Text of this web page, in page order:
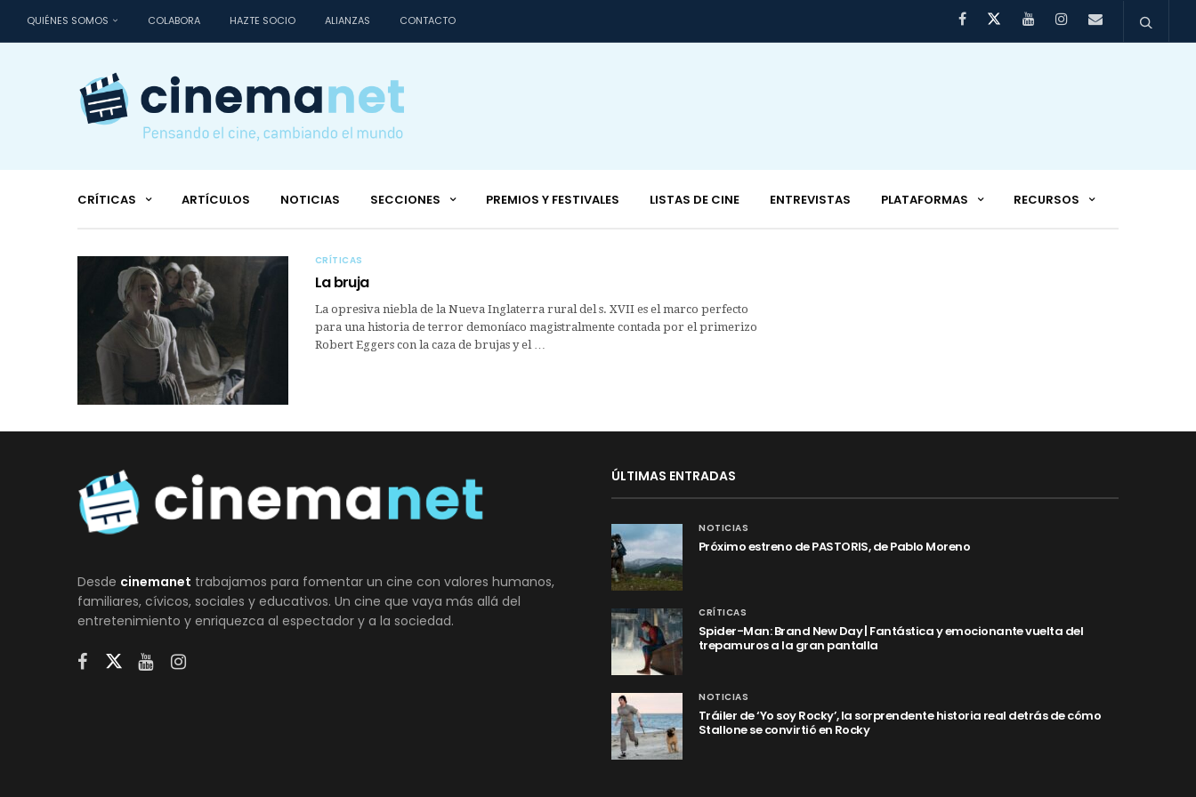
QUIÉNES SOMOS COLABORA HAZTE SOCIO ALIANZAS CONTACTO
CRÍTICAS ARTÍCULOS NOTICIAS SECCIONES PREMIOS Y FESTIVALES LISTAS DE CINE ENTREVISTAS PLATAFORMAS RECURSOS
CRÍTICAS
La bruja
La opresiva niebla de la Nueva Inglaterra rural del s. XVII es el marco perfecto
para una historia de terror demoníaco magistralmente contada por el primerizo
Robert Eggers con la caza de brujas y el …
Desde cinemanet trabajamos para fomentar un cine con valores humanos,
familiares, cívicos, sociales y educativos. Un cine que vaya más allá del
entretenimiento y enriquezca al espectador y a la sociedad.
ÚLTIMAS ENTRADAS
NOTICIAS
Próximo estreno de PASTORIS, de Pablo Moreno
CRÍTICAS
Spider-Man: Brand New Day | Fantástica y emocionante vuelta del
trepamuros a la gran pantalla
NOTICIAS
Tráiler de ‘Yo soy Rocky’, la sorprendente historia real detrás de cómo
Stallone se convirtió en Rocky